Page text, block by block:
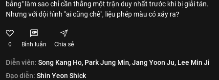
bảng" làm sao chỉ cần thắng một trận duy nhất trước khi bị giải tán.
Nhưng với đội hình "ai cũng chê", liệu phép màu có xảy ra?
0 Bình luận Chia sẻ
Diễn viên: Song Kang Ho, Park Jung Min,Jang Yoon Ju, Lee Min Ji
Đạo diễn: Shin Yeon Shick